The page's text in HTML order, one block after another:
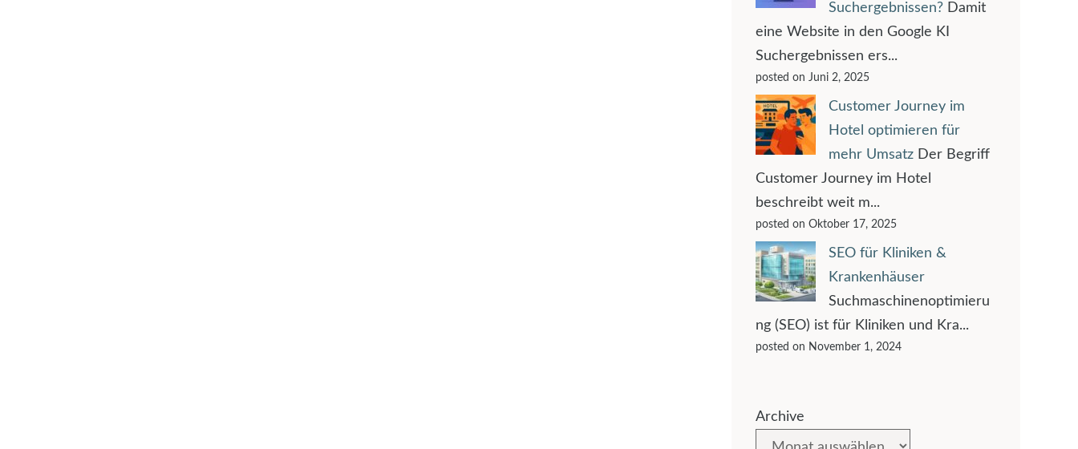
Suchergebnissen? Damit
eine Website in den Google KI
Suchergebnissen ers...
posted on Juni 2, 2025
Customer Journey im
Hotel optimieren für
mehr Umsatz Der Begriff
Customer Journey im Hotel
beschreibt weit m...
posted on Oktober 17, 2025
SEO für Kliniken &
Krankenhäuser
Suchmaschinenoptimieru
ng (SEO) ist für Kliniken und Kra...
posted on November 1, 2024
Archive